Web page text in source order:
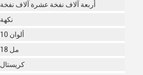
أربعة آلاف نفخة عشرة آلاف نفخة
نكهة
10 ألوان
18 مل
كريستال